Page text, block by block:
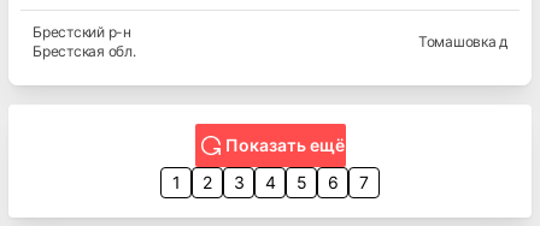
Брестский р-н
Брестская обл.
Томашовка д
Показать ещё
1
2 3 4 5 6 7